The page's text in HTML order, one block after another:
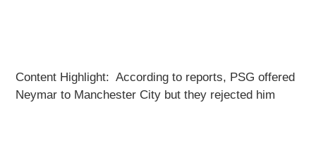
Content Highlight: According to reports, PSG offered
Neymar to Manchester City but they rejected him